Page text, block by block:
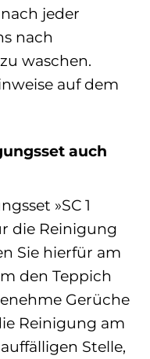
jeder
nach
waschen.
auf dem
auch
»SC 1
die Reinigung
Sie hierfür am
den Teppich
Gerüche
Reinigung am
Stelle,